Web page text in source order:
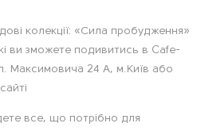
колекції: «Сила пробудження»
ви зможете подивитись в Cafe-
Максимовича 24 А, м.Київ або
все, що потрібно для